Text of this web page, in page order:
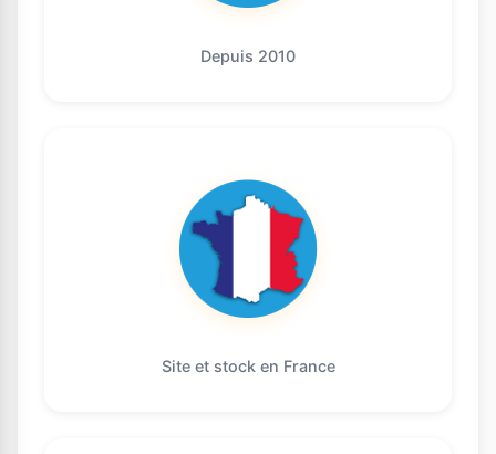
Depuis 2010
Site et stock en France